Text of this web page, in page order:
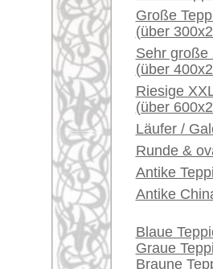
Ein kleines Teppich-
Glossar...
Händler können ihre
großen Teppiche hier
verkaufen
Info Center
Häufige Fragen (FAQ)
AGB
Bestellvorgang
Lieferung und Zahlung
Widerrufsrecht
Datenschutz